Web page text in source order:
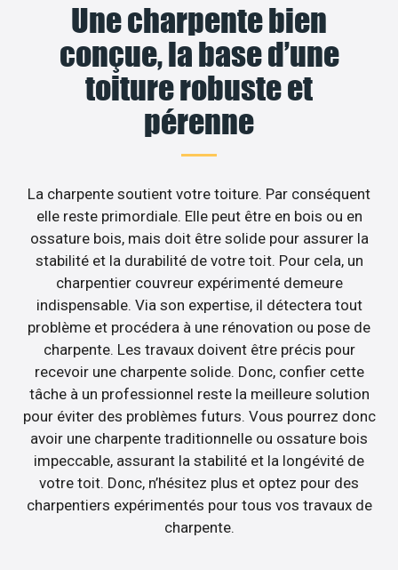
Une charpente bien
conçue, la base d’une
toiture robuste et
pérenne
La charpente soutient votre toiture. Par conséquent
elle reste primordiale. Elle peut être en bois ou en
ossature bois, mais doit être solide pour assurer la
stabilité et la durabilité de votre toit. Pour cela, un
charpentier couvreur expérimenté demeure
indispensable. Via son expertise, il détectera tout
problème et procédera à une rénovation ou pose de
charpente. Les travaux doivent être précis pour
recevoir une charpente solide. Donc, confier cette
tâche à un professionnel reste la meilleure solution
pour éviter des problèmes futurs. Vous pourrez donc
avoir une charpente traditionnelle ou ossature bois
impeccable, assurant la stabilité et la longévité de
votre toit. Donc, n’hésitez plus et optez pour des
charpentiers expérimentés pour tous vos travaux de
charpente.